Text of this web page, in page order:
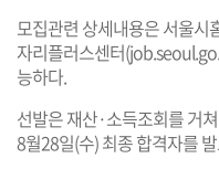
모집관련 상세내용은 서울시
자리플러스센터(
능하다.
선발은 재산·소득조회를 거
8월28일(수) 최종 합격자를